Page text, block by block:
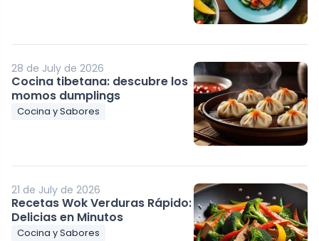
28 de July de 2026
Cocina tibetana: descubre los
momos dumplings
Cocina y Sabores
21 de July de 2026
Recetas Wok Verduras Rápido:
Delicias en Minutos
Cocina y Sabores